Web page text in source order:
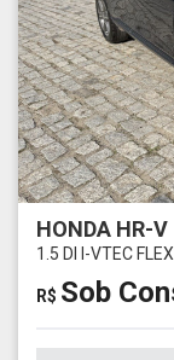
HONDA HR-V
1.5 DI I-VTEC
R$ Sob